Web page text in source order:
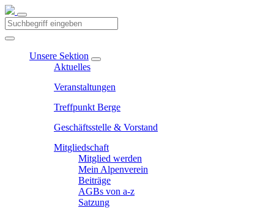
Unsere Sektion
Aktuelles
Veranstaltungen
Treffpunkt Berge
Geschäftsstelle & Vorstand
Mitgliedschaft
Mitglied werden
Mein Alpenverein
Beiträge
AGBs von a-z
Satzung